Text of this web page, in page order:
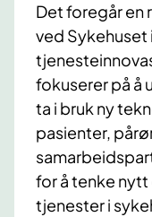
Det foregår en
ved Sykehuset
fokuserer på å
ta i bruk ny
pasienter,
for å tenke
tjenester i